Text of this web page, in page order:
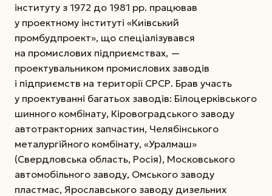
інституту з 1972 до 1981 рр. працював
у проектному інституті «Київський
промбудпроект», що спеціалізувався
на промислових підприємствах, —
проектувальником промислових заводів
і підприємств на території СРСР. Брав участь
у проектуванні багатьох заводів: Білоцерківського
шинного комбінату, Кіровоградського заводу
автотракторних запчастин, Челябінського
металургійного комбінату, «Уралмаш»
(Свердловська область, Росія), Московського
автомобільного заводу, Омського заводу
пластмас, Ярославського заводу дизельних